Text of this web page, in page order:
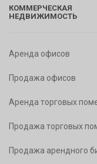
КОММЕРЧЕСКАЯ
НЕДВИЖИМОСТЬ
Аренда офисов
Продажа офисов
Аренда торговых
Продажа торговых
Продажа арендного